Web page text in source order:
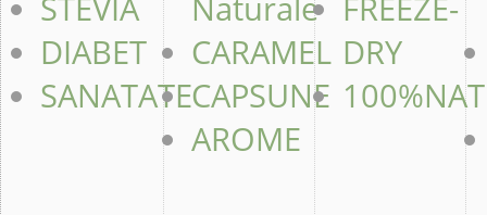
STEVIA
DIABET
SANATATE
Naturale
CARAMEL
CAPSUNE
AROME
FREEZE-
DRY